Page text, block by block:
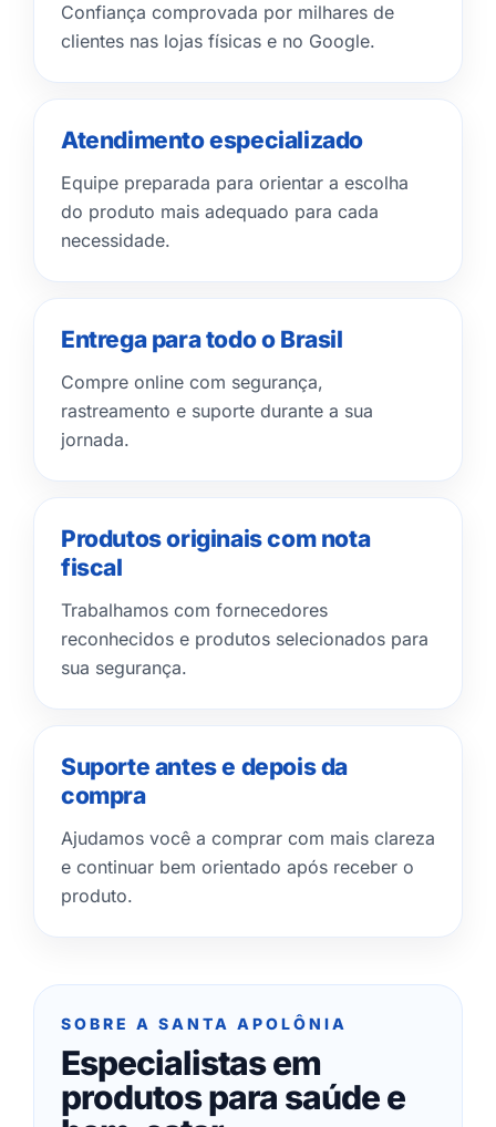
Confiança comprovada por milhares de
clientes nas lojas físicas e no Google.
Atendimento especializado
Equipe preparada para orientar a escolha
do produto mais adequado para cada
necessidade.
Entrega para todo o Brasil
Compre online com segurança,
rastreamento e suporte durante a sua
jornada.
Produtos originais com nota
fiscal
Trabalhamos com fornecedores
reconhecidos e produtos selecionados para
sua segurança.
Suporte antes e depois da
compra
Ajudamos você a comprar com mais clareza
e continuar bem orientado após receber o
produto.
SOBRE A SANTA APOLÔNIA
Especialistas em
produtos para saúde e